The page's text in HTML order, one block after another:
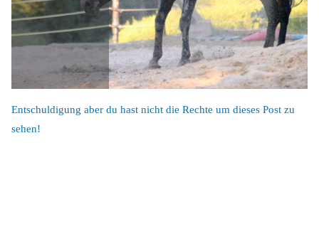
Entschuldigung aber du hast nicht die Rechte um dieses Post zu
sehen!